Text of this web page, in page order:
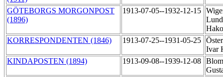
GÖTEBORGS MORGONPOST
(1896)
1913-07-05--1932-12-15
KORRESPONDENTEN (1846)
1913-07-25--1931-05-25
Ivar
KINDAPOSTEN (1894)
1913-09-08--1939-12-08